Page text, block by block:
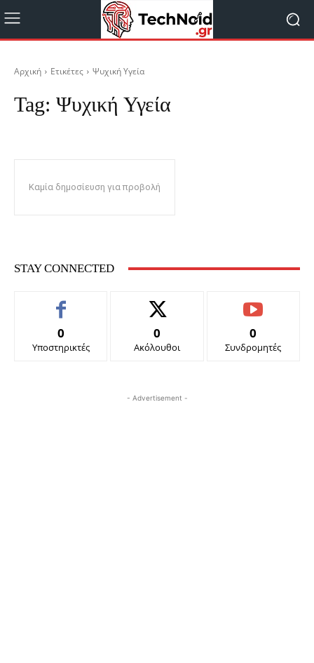
Αρχική Ετικέτες Ψυχική Υγεία
Tag: Ψυχική Υγεία
Καμία δημοσίευση για προβολή
STAY CONNECTED
0
Υποστηρικτές
0
Ακόλουθοι
0
Συνδρομητές
- Advertisement -